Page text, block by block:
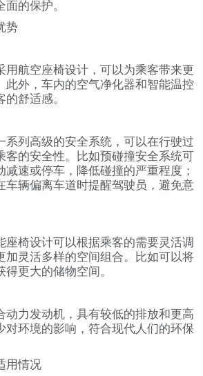
的保护。
势
用航空座椅设计，可以为乘客带来更
此外，车内的空气净化器和智能温控
舒适感。
系列高级的安全系统，可以在行驶过
客的安全性。比如预碰撞安全系统可
减速或停车，降低碰撞的严重程度；
车辆偏离车道时提醒驾驶员，避免意
座椅设计可以根据乘客的需要灵活调
加灵活多样的空间组合。比如可以将
更大的储物空间。
动力发动机，具有较低的排放和更高
对环境的影响，符合现代人们的环保
用情况